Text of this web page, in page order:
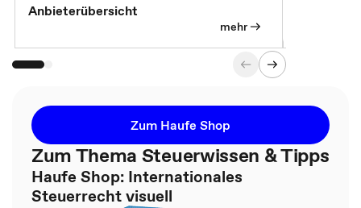
Anbieterübersicht
mehr
Zum Haufe Shop
Zum Thema Steuerwissen & Tipps
Haufe Shop: Internationales
Steuerrecht visuell